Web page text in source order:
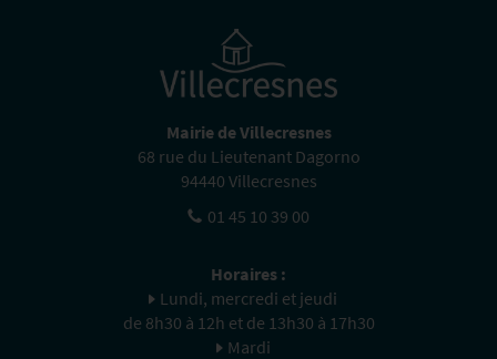
Mairie de Villecresnes
68 rue du Lieutenant Dagorno
94440 Villecresnes
01 45 10 39 00
Horaires :
Lundi, mercredi et jeudi
de 8h30 à 12h et de 13h30 à 17h30
Mardi